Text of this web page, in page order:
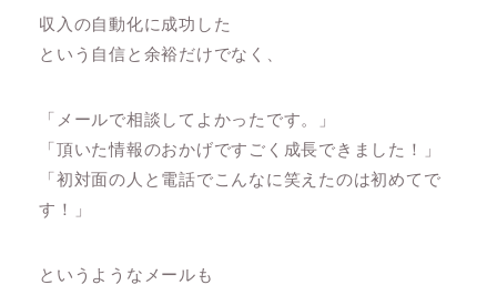
収入の自動化に成功した
という自信と余裕だけでなく、
「メールで相談してよかったです。」
「頂いた情報のおかげですごく成長できました！」
「初対面の人と電話でこんなに笑えたのは初めてで
す！」
というようなメールも